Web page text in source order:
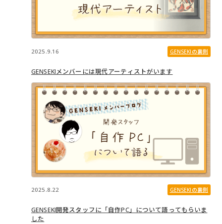
2025.9.16 GENSEKIの裏側
GENSEKIメンバーには現代アーティストがいます
2025.8.22 GENSEKIの裏側
GENSEKI開発スタッフに「自作PC」について語ってもらいま
した